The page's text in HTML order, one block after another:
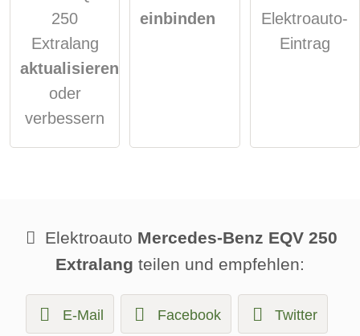
250
Extralang
aktualisieren
oder
verbessern
einbinden
Elektroauto-
Eintrag
Elektroauto Mercedes-Benz EQV 250
Extralang teilen und empfehlen:
E-Mail Facebook Twitter